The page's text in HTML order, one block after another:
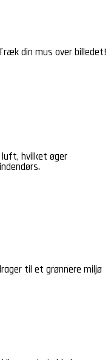
din mus over billedet!
hvilket øger
til et grønnere miljø